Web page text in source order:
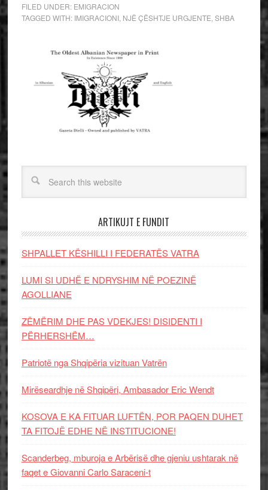
FILED UNDER: EMIGRACION
TAGGED WITH: IMIGRACIONI, NJË ÇËSHTJE URGJENTE SHBA
ARTIKUJT E FUNDIT
SHPALLET KËSHILLI I FEDERATËS VATRA
LUMI SI UDHË E NDRYSHIM NË POEZINË
AGOLLIANE
ZËMËRIM DHE PAS VDEKJES! DISIDENTI I
PËRHERSHËM…
Patriotë nga Shqipëria vizituan Vatrën
Mirëseardhje në Shqipëri, Ambasador Eric Wendt
KOSOVA E KA FITUAR LUFTËN, POR PAQEN DUHET
TA FITOJË EDHE NË INSTITUCIONE!
Scanderbeg, mburoja e Arbërisë dhe gjeniu ushtarak në
faqet e Giovanni Carlo Saraceni-t